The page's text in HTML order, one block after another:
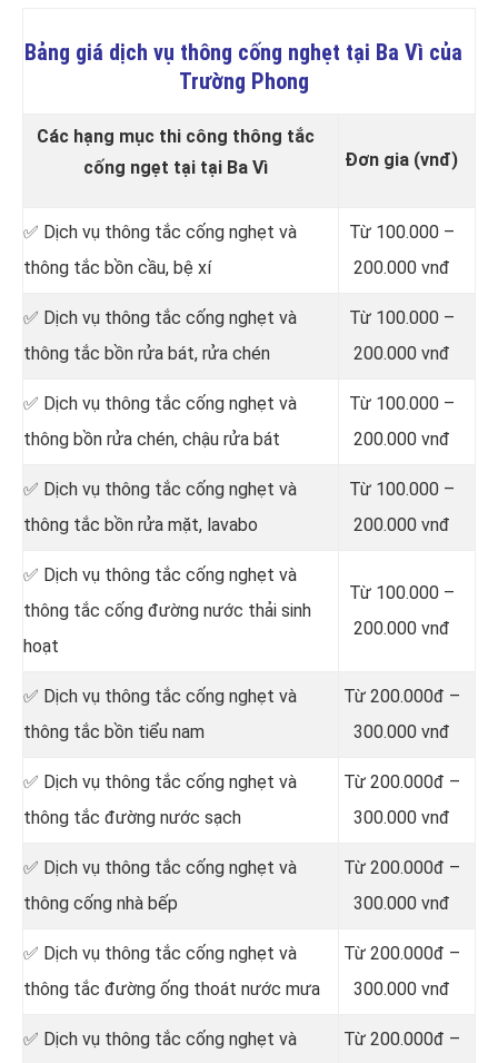
Bảng giá dịch vụ thông cống nghẹt tại Ba Vì của
Trường Phong
Các hạng mục thi công thông tắc
cống ngẹt tại tại Ba Vì
Đơn gia (vnđ)
✅ Dịch vụ thông tắc cống nghẹt và
thông tắc bồn cầu, bệ xí
Từ 100.000 –
200.000 vnđ
✅ Dịch vụ thông tắc cống nghẹt và
thông tắc bồn rửa bát, rửa chén
Từ 100.000 –
200.000 vnđ
✅ Dịch vụ thông tắc cống nghẹt và
thông bồn rửa chén, chậu rửa bát
Từ 100.000 –
200.000 vnđ
✅ Dịch vụ thông tắc cống nghẹt và
thông tắc bồn rửa mặt, lavabo
Từ 100.000 –
200.000 vnđ
‎✅ Dịch vụ thông tắc cống nghẹt và
thông tắc cống đường nước thải sinh
hoạt
Từ 100.000 –
200.000 vnđ
✅ Dịch vụ thông tắc cống nghẹt và
thông tắc bồn tiểu nam
Từ 200.000đ –
300.000 vnđ
✅ Dịch vụ thông tắc cống nghẹt và
thông tắc đường nước sạch
Từ 200.000đ –
300.000 vnđ
✅ Dịch vụ thông tắc cống nghẹt và
thông cống nhà bếp
Từ 200.000đ –
300.000 vnđ
✅ Dịch vụ thông tắc cống nghẹt và
thông tắc đường ống thoát nước mưa
Từ 200.000đ –
300.000 vnđ
✅ Dịch vụ thông tắc cống nghẹt và
Từ 200.000đ –